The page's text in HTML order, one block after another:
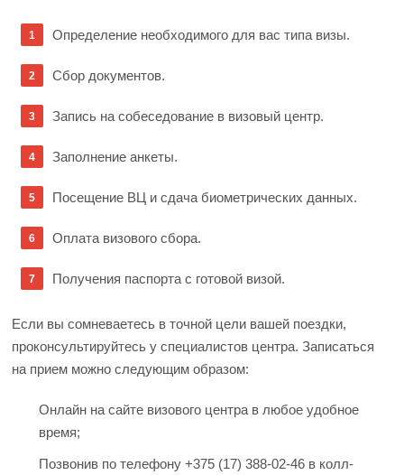
Определение необходимого для вас типа визы.
Сбор документов.
Запись на собеседование в визовый центр.
Заполнение анкеты.
Посещение ВЦ и сдача биометрических данных.
Оплата визового сбора.
Получения паспорта с готовой визой.
Если вы сомневаетесь в точной цели вашей поездки,
проконсультируйтесь у специалистов центра. Записаться
на прием можно следующим образом:
Онлайн на сайте визового центра в любое удобное
время;
Позвонив по телефону +375 (17) 388-02-46 в колл-